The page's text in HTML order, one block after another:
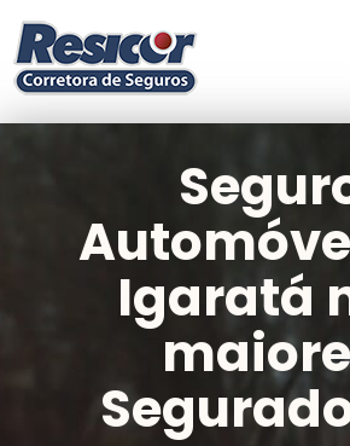
Igaratá